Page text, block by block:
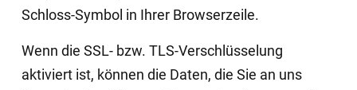
Schloss-Symbol in Ihrer Browserzeile.
Wenn die SSL- bzw. TLS-Verschlüsselung
aktiviert ist, können die Daten, die Sie an uns